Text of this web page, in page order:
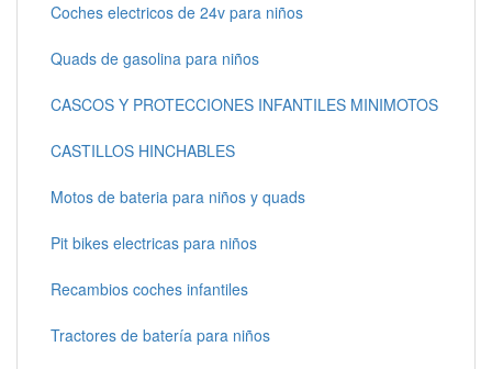
Coches electricos de 24v para niños
Quads de gasolina para niños
CASCOS Y PROTECCIONES INFANTILES MINIMOTOS
CASTILLOS HINCHABLES
Motos de bateria para niños y quads
Pit bikes electricas para niños
Recambios coches infantiles
Tractores de batería para niños